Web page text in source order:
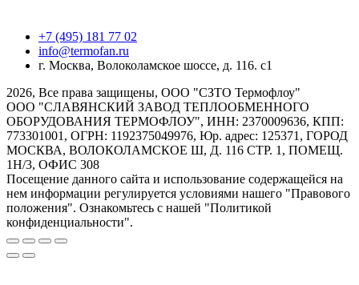
+7 (495) 181 77 02
info@termofan.ru
г. Москва, Волоколамское шоссе, д. 116. с1
2026, Все права защищены, ООО "СЗТО Термофлоу"
ООО "СЛАВЯНСКИЙ ЗАВОД ТЕПЛООБМЕННОГО
ОБОРУДОВАНИЯ ТЕРМОФЛОУ", ИНН: 2370009636, КПП:
773301001, ОГРН: 1192375049976, Юр. адрес: 125371, ГОРОД
МОСКВА, ВОЛОКОЛАМСКОЕ Ш, Д. 116 СТР. 1, ПОМЕЩ.
1Н/3, ОФИС 308
Посещение данного сайта и использование содержащейся на
нем информации регулируется условиями нашего "Правового
положения". Ознакомьтесь с нашей "Политикой
конфиденциальности".